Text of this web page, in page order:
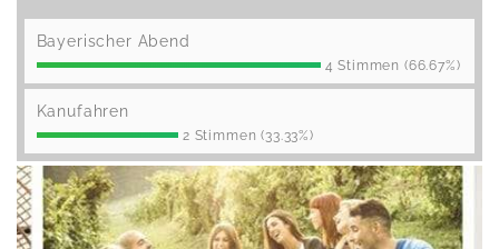
Bayerischer Abend
4 Stimmen (66.67%)
Kanufahren
2 Stimmen (33.33%)